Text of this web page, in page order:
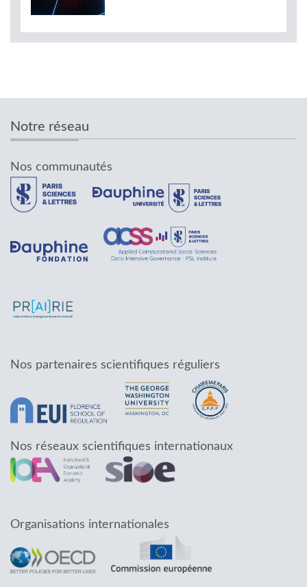
Notre réseau
Nos communautés
Nos partenaires scientifiques réguliers
Nos réseaux scientifiques internationaux
Organisations internationales